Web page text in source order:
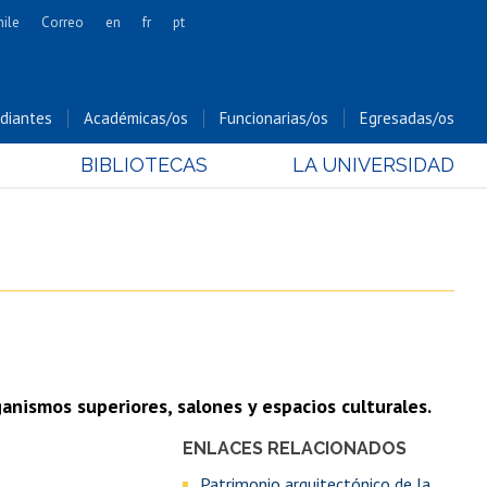
Cs. Forestales y Conservación
Cs. Sociales
Hospital Clínico
Correo en fr pt
Académicas/os Funcionarias/os Egresadas/os
BIBLIOTECAS LA UNIVERSIDAD
superiores, salones y espacios culturales.
ENLACES RELACIONADOS